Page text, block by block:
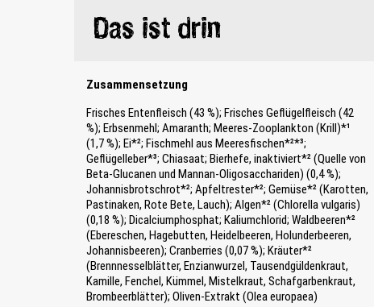
Das ist drin
Zusammensetzung
Frisches Entenfleisch (43 %); Frisches Geflügelfleisch (42
%); Erbsenmehl; Amaranth; Meeres-Zooplankton (Krill)*¹
(1,7 %); Ei*²; Fischmehl aus Meeresfischen*²*³;
Geflügelleber*³; Chiasaat; Bierhefe, inaktiviert*² (Quelle von
Beta-Glucanen und Mannan-Oligosacchariden) (0,4 %);
Johannisbrotschrot*²; Apfeltrester*²; Gemüse*² (Karotten,
Pastinaken, Rote Bete, Lauch); Algen*² (Chlorella vulgaris)
(0,18 %); Dicalciumphosphat; Kaliumchlorid; Waldbeeren*²
(Ebereschen, Hagebutten, Heidelbeeren, Holunderbeeren,
Johannisbeeren); Cranberries (0,07 %); Kräuter*²
(Brennnesselblätter, Enzianwurzel, Tausendgüldenkraut,
Kamille, Fenchel, Kümmel, Mistelkraut, Schafgarbenkraut,
Brombeerblätter); Oliven-Extrakt (Olea europaea)